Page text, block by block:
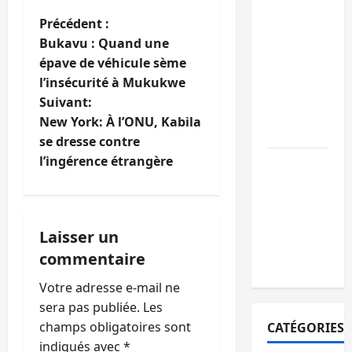
N
a
v
i
g
t
i
o
n
Précédent :
Bukavu : Quand une
épave de véhicule sème
l’insécurité à Mukukwe
Suivant:
New York: À l’ONU, Kabila
se dresse contre
l’ingérence étrangère
Laisser un
commentaire
Votre adresse e-mail ne
sera pas publiée. Les
champs obligatoires sont
indiqués avec *
CATÉGORIES